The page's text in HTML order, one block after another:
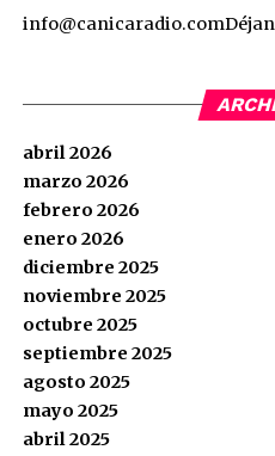
info@canicaradio.com
abril 2026
marzo 2026
febrero 2026
enero 2026
diciembre 2025
noviembre 2025
octubre 2025
septiembre 2025
agosto 2025
mayo 2025
abril 2025